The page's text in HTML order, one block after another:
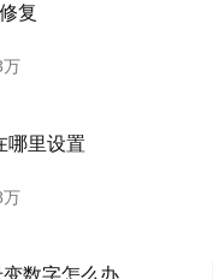
复
万
哪里设置
万
数字怎么办